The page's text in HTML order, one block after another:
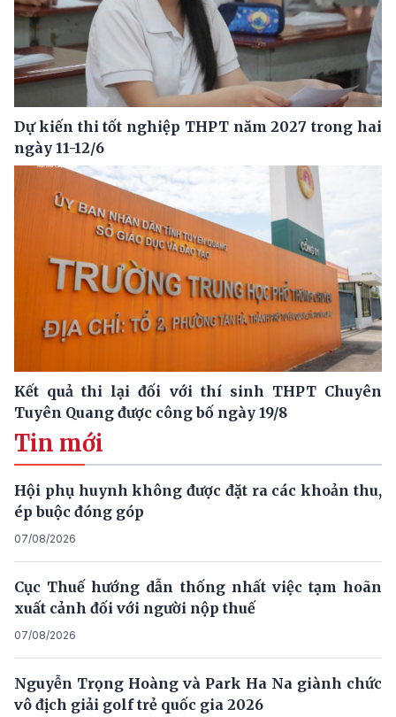
Dự kiến thi tốt nghiệp THPT năm 2027 trong hai
ngày 11-12/6
Kết quả thi lại đối với thí sinh THPT Chuyên
Tuyên Quang được công bố ngày 19/8
Tin mới
Hội phụ huynh không được đặt ra các khoản thu,
ép buộc đóng góp
07/08/2026
Cục Thuế hướng dẫn thống nhất việc tạm hoãn
xuất cảnh đối với người nộp thuế
07/08/2026
Nguyễn Trọng Hoàng và Park Ha Na giành chức
vô địch giải golf trẻ quốc gia 2026